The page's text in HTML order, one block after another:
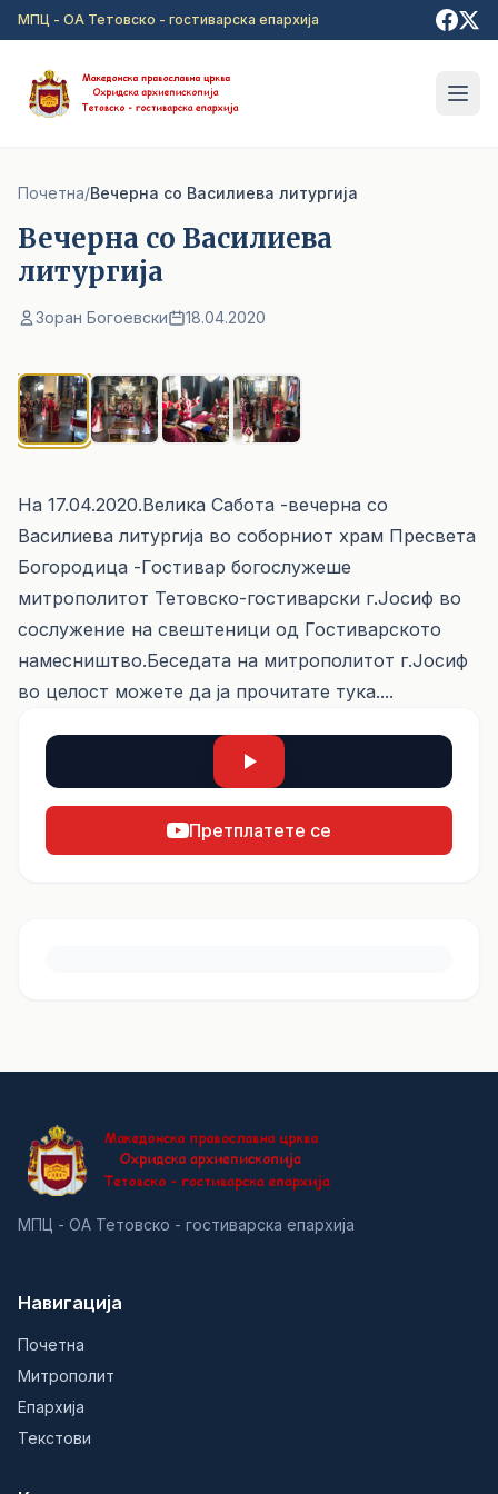
Прејди на главна содржина
МПЦ - ОА Тетовско - гостиварска епархија
Почетна/Вечерна со Василиева литургија
Вечерна со Василиева
литургија
Зоран Богоевски 18.04.2020
На 17.04.2020.Велика Сабота -вечерна со
Василиева литургија во соборниот храм Пресвета
Богородица -Гостивар богослужеше
митрополитот Тетовско-гостиварски г.Јосиф во
сослужение на свештеници од Гостиварското
намесништво.Беседата на митрополитот г.Јосиф
во целост можете да ја прочитате тука....
Претплатете се
МПЦ - ОА Тетовско - гостиварска епархија
Навигација
Почетна
Митрополит
Епархија
Текстови